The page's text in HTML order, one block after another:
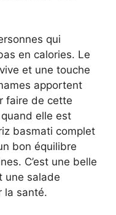
qui
en calories. Le
et une touche
apportent
faire de cette
elle est
basmati complet
bon équilibre
C’est une belle
une salade
la santé.